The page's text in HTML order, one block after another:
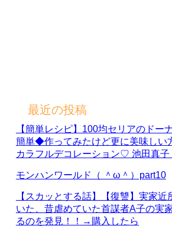
最近の投稿
【簡単レシピ】100均セリアのドー
簡単◆作ってみたけど更に美味しい
カラフルデコレーション♡ 池田真子
モンハンワールド（ ＾ω＾）part10
【スカッとする話】【復讐】実家近
いた、昔虐めていた首謀者A子の実
るのを発見！！→購入したら